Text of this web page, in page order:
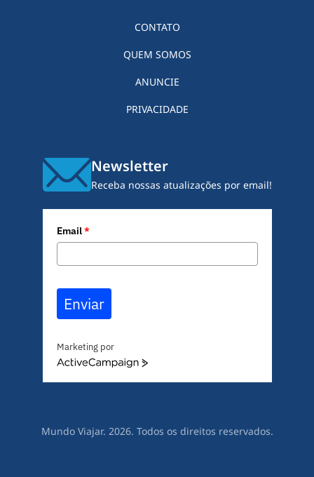
CONTATO
QUEM SOMOS
ANUNCIE
PRIVACIDADE
Newsletter
Receba nossas atualizações por email!
Email*
Enviar
Marketing por
A
e
Mundo Viajar. 2026. Todos os direitos reservados.